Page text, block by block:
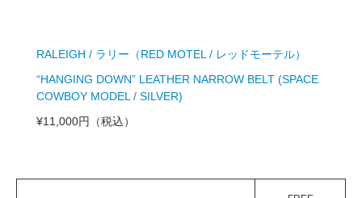
RALEIGH / ラリー（RED MOTEL / レッドモーテル）
“HANGING DOWN” LEATHER NARROW BELT (SPACE
COWBOY MODEL / SILVER)
¥11,000円
（税込）